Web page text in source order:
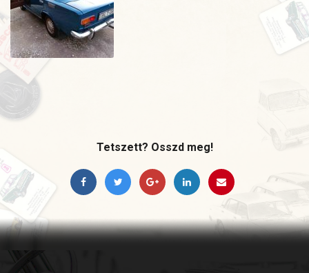
Tetszett? Osszd meg!